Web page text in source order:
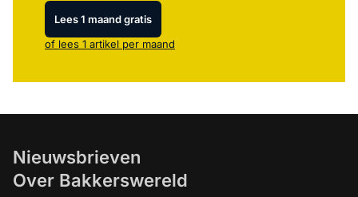
Lees 1 maand gratis
of lees 1 artikel per maand
Nieuwsbrieven
Over Bakkerswereld